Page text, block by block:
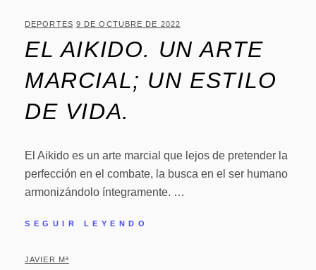
DEPORTES 9 DE OCTUBRE DE 2022
EL AIKIDO. UN ARTE
MARCIAL; UN ESTILO
DE VIDA.
El Aikido es un arte marcial que lejos de pretender la
perfección en el combate, la busca en el ser humano
armonizándolo íntegramente. …
SEGUIR LEYENDO
JAVIER Mª